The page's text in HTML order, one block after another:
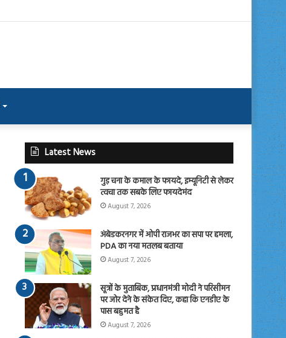
Latest News
गुड़ चना के कमाल के फायदे, इम्यूनिटी से लेकर
त्वचा तक सबके लिए फायदेमंद
August 7, 2026
अंबेडकरनगर में ओपी राजभर का सपा पर हमला,
PDA का नया मतलब बताया
August 7, 2026
सूत्रों के मुताबिक, प्रधानमंत्री मोदी ने परिसीमन
पर जोर देने के संकेत दिए, कहा कि एनडीए के
पास बहुमत है
August 7, 2026